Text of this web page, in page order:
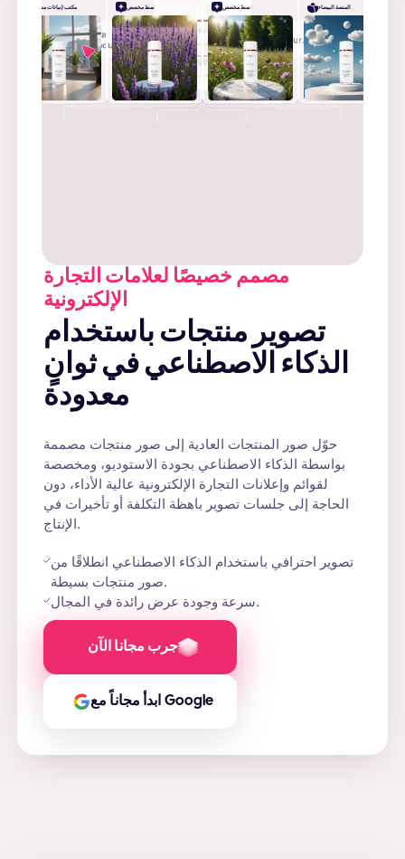
مصمم خصيصًا لعلامات التجارة
الإلكترونية
تصوير منتجات باستخدام
الذكاء الاصطناعي في ثوانٍ
معدودة
حوّل صور المنتجات العادية إلى صور منتجات مصممة
بواسطة الذكاء الاصطناعي بجودة الاستوديو، ومخصصة
لقوائم وإعلانات التجارة الإلكترونية عالية الأداء، دون
الحاجة إلى جلسات تصوير باهظة التكلفة أو تأخيرات في
الإنتاج.
تصوير احترافي باستخدام الذكاء الاصطناعي انطلاقًا من
صور منتجات بسيطة.
سرعة وجودة عرض رائدة في المجال.
جرب مجانا الآن
ابدأ مجاناً مع Google
مكتب (نباتات منزلية) نمط مخصص نمط مخصص المنصة البيضاء
+